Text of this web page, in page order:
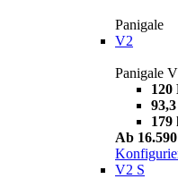
Panigale
V2
Panigale
120
179
Ab
V2 S